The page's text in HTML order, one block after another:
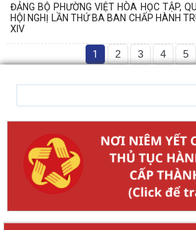
ĐẢNG BỘ PHƯỜNG VIỆT HÒA HỌC TẬP,
HỘI NGHỊ LẦN THỨ BA BAN CHẤP HÀNH
XIV
1 2 3 4 5